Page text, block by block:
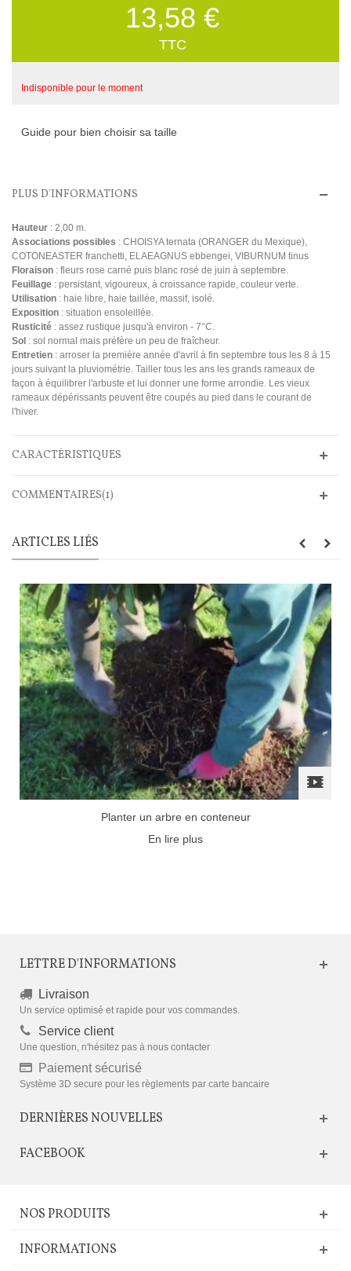
13,58 €
TTC
Indisponible pour le moment
Guide pour bien choisir sa taille
PLUS D'INFORMATIONS
Hauteur : 2,00 m.
Associations possibles : CHOISYA ternata (ORANGER du Mexique),
COTONEASTER franchetti, ELAEAGNUS ebbengei, VIBURNUM tinus
Floraison : fleurs rose carné puis blanc rosé de juin à septembre.
Feuillage : persistant, vigoureux, à croissance rapide, couleur verte.
Utilisation : haie libre, haie taillée, massif, isolé.
Exposition : situation ensoleillée.
Rusticité : assez rustique jusqu'à environ - 7°C.
Sol : sol normal mais préfère un peu de fraîcheur.
Entretien : arroser la première année d'avril à fin septembre tous les 8 à 15
jours suivant la pluviométrie. Tailler tous les ans les grands rameaux de
façon à équilibrer l'arbuste et lui donner une forme arrondie. Les vieux
rameaux dépérissants peuvent être coupés au pied dans le courant de
l'hiver.
CARACTÉRISTIQUES
COMMENTAIRES(1)
ARTICLES LIÉS
Planter un arbre en conteneur
En lire plus
LETTRE D'INFORMATIONS
Livraison
Un service optimisé et rapide pour vos commandes.
Service client
Une question, n'hésitez pas à nous contacter
Paiement sécurisé
Système 3D secure pour les règlements par carte bancaire
DERNIÈRES NOUVELLES
FACEBOOK
NOS PRODUITS
INFORMATIONS